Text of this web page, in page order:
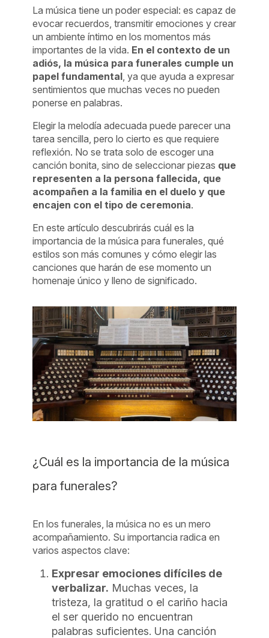
La música tiene un poder especial: es capaz de
evocar recuerdos, transmitir emociones y crear
un ambiente íntimo en los momentos más
importantes de la vida. En el contexto de un
adiós, la música para funerales cumple un
papel fundamental , ya que ayuda a expresar
sentimientos que muchas veces no pueden
ponerse en palabras.
Elegir la melodía adecuada puede parecer una
tarea sencilla, pero lo cierto es que requiere
reflexión. No se trata solo de escoger una
canción bonita, sino de seleccionar piezas que
representen a la persona fallecida, que
acompañen a la familia en el duelo y que
encajen con el tipo de ceremonia.
En este artículo descubrirás cuál es la
importancia de la música para funerales, qué
estilos son más comunes y cómo elegir las
canciones que harán de ese momento un
homenaje único y lleno de significado.
¿Cuál es la importancia de la música
para funerales?
En los funerales, la música no es un mero
acompañamiento. Su importancia radica en
varios aspectos clave:
Expresar emociones difíciles de
verbalizar. Muchas veces, la
tristeza, la gratitud o el cariño hacia
el ser querido no encuentran
palabras suficientes. Una canción